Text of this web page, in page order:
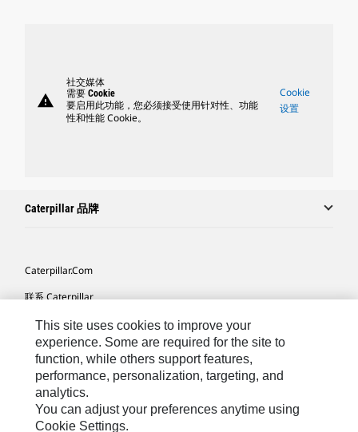
warning
社交媒体
需要 Cookie
要启用此功能，您必须接受使用针对性、功能
性和性能 Cookie。
Cookie
设置
Caterpillar 品牌
Caterpillar.com
联系 Caterpillar
我的营销首选项
站点地图
Cookie Settings
法律
隐私
This site uses cookies to improve your
experience. Some are required for the site to
function, while others support features,
performance, personalization, targeting, and
analytics.
You can adjust your preferences anytime using
Cookie Settings.